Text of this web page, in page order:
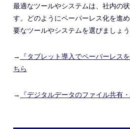
最適なツールやシステムは、社内の
す。どのようにペーパーレス化を進
要なツールやシステムを選びましょう
→ 『タブレット導入でペーパーレスを
ちら
→ 『デジタルデータのファイル共有